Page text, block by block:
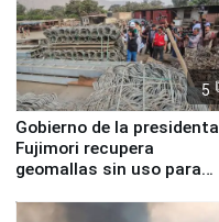
5
Gobierno de la presidenta
Fujimori recupera
geomallas sin uso para
Fenómeno El Niño